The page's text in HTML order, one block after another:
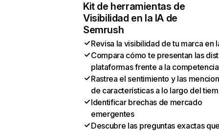
Kit de herramientas de
Visibilidad en la IA de
Semrush
Revisa la visibilidad de tu marca en
Compara cómo te presentan las
plataformas frente a la competencia
Rastrea el sentimiento y las
de características a lo largo del
Identificar brechas de mercado
emergentes
Descubre las preguntas exactas